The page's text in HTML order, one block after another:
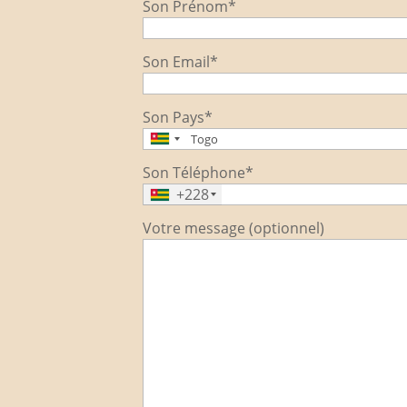
Son Prénom*
Son Email*
Son Pays*
Son Téléphone*
+228
Votre message (optionnel)